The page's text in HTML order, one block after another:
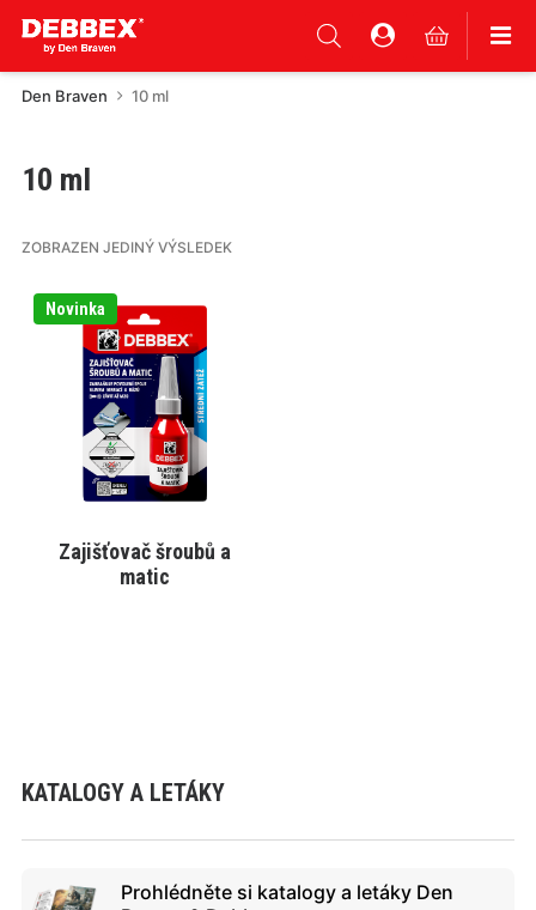
Den Braven 10 ml
KATALOGY A LETÁKY
Prohlédněte si katalogy a letáky Den
10 ml
ZOBRAZEN JEDINÝ VÝSLEDEK
Novinka
VYBRAT VARIANTU
Tento
produkt
variant.
Varianty
stránce
Zajišťovač šroubů a
matic